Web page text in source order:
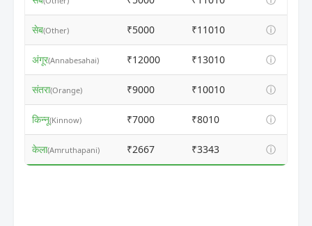
सेब(Other) ₹5000 ₹11010 ⓘ
अंगूर(Annabesahai) ₹12000 ₹13010 ⓘ
संतरा(Orange) ₹9000 ₹10010 ⓘ
किन्नू(Kinnow) ₹7000 ₹8010 ⓘ
केला(Amruthapani) ₹2667 ₹3343 ⓘ